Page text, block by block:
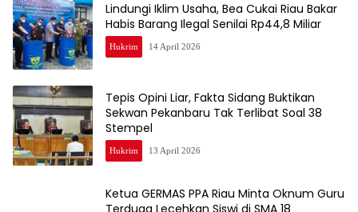
Lindungi Iklim Usaha, Bea Cukai Riau Bakar
Habis Barang Ilegal Senilai Rp44,8 Miliar
Hukrim 14 April 2026
Tepis Opini Liar, Fakta Sidang Buktikan
Sekwan Pekanbaru Tak Terlibat Soal 38
Stempel
Hukrim 13 April 2026
Ketua GERMAS PPA Riau Minta Oknum Guru
Terduga Lecehkan Siswi di SMA 18